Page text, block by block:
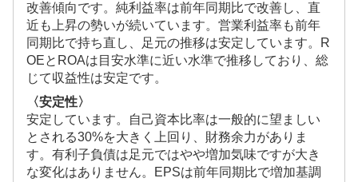
改善傾向です。純利益率は前年同期比で改善し、直
近も上昇の勢いが続いています。営業利益率も前年
同期比で持ち直し、足元の推移は安定しています。R
OEとROAは目安水準に近い水準で推移しており、総
じて収益性は安定です。
〈安定性〉
安定しています。自己資本比率は一般的に望ましい
とされる30%を大きく上回り、財務余力がありま
す。有利子負債は足元ではやや増加気味ですが大き
な変化はありません。EPSは前年同期比で増加基調